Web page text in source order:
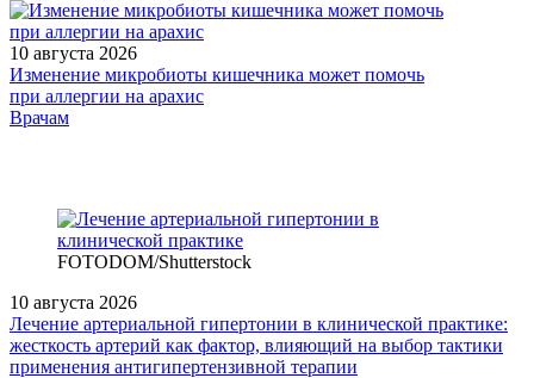
10 августа 2026
Изменение микробиоты кишечника может помочь
при аллергии на арахис
/doctor/pediatrics/
Врачам
FOTODOM/Shutterstock
10 августа 2026
Лечение артериальной гипертонии в клинической практике:
жесткость артерий как фактор, влияющий на выбор тактики
применения антигипертензивной терапии